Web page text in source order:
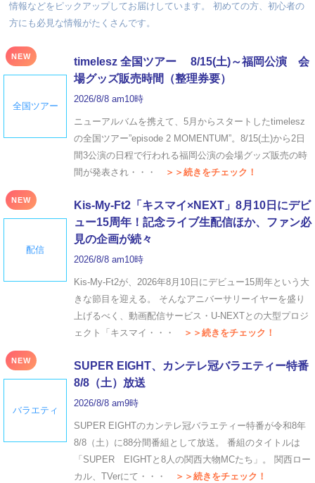
情報などをピックアップしてお届けしています。 初めての方、初心者の
方にも必見な情報がたくさんです。
NEW
全国ツアー
timelesz 全国ツアー 8/15(土)～福岡公演 会
場グッズ販売時間（整理券要）
2026/8/8 am10時
ニューアルバムを携えて、5月からスタートしたtimelesz
の全国ツアー”episode 2 MOMENTUM”。8/15(土)から2日
間3公演の日程で行われる福岡公演の会場グッズ販売の時
間が発表され・・・
＞＞続きをチェック！
NEW
配信
Kis-My-Ft2「キスマイ×NEXT」8月10日にデビ
ュー15周年！記念ライブ生配信ほか、ファン必
見の企画が続々
2026/8/8 am10時
Kis-My-Ft2が、2026年8月10日にデビュー15周年という大
きな節目を迎える。 そんなアニバーサリーイヤーを盛り
上げるべく、動画配信サービス・U-NEXTとの大型プロジ
ェクト「キスマイ・・・
＞＞続きをチェック！
NEW
バラエティ
SUPER EIGHT、カンテレ冠バラエティー特番
8/8（土）放送
2026/8/8 am9時
SUPER EIGHTのカンテレ冠バラエティー特番が令和8年
8/8（土）に88分間番組として放送。 番組のタイトルは
「SUPER EIGHTと8人の関西大物MCたち」。 関西ロー
カル、TVerにて・・・
＞＞続きをチェック！